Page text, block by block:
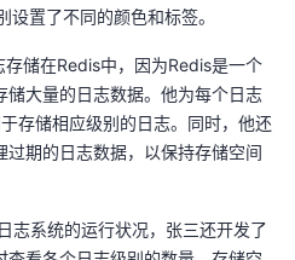
设置了不同的颜色和标签。
储在Redis中，因为Redis是一个
大量的日志数据。他为每个日志
存储相应级别的日志。同时，他还
期的日志数据，以保持存储空间
志系统的运行状况，张三还开发了